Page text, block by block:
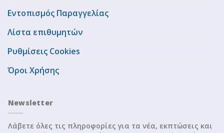
Εντοπισμός Παραγγελίας
Λίστα επιθυμητών
Ρυθμίσεις Cookies
Όροι Χρήσης
Newsletter
Λάβετε όλες τις πληροφορίες για τα νέα, εκπτώσεις και